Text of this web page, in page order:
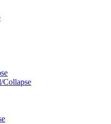
Collapse